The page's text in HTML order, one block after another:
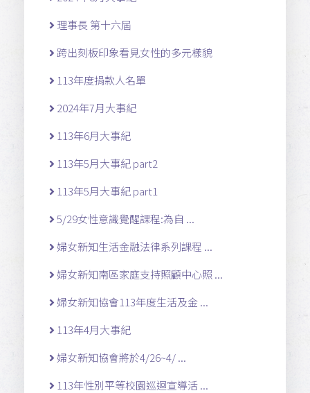
理事長 第十六屆
跨出刻板印象看見女性的多元樣貌
113年度捐款人名單
2024年7月大事紀
113年6月大事紀
113年5月大事紀 part2
113年5月大事紀 part1
5/29女性意識覺醒課程:為自 ...
婦女新知生活金融法律系列課程 ...
婦女新知南區家庭支持照顧中心照 ...
婦女新知協會113年度生活及金 ...
113年4月大事紀
婦女新知協會將於4/26~4/ ...
113年性別平等校園巡迴宣導活 ...